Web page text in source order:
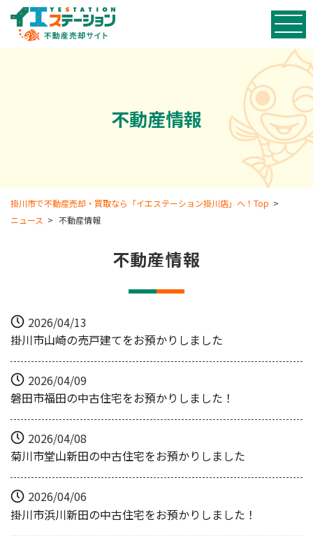
不動産情報
掛川市で不動産売却・買取なら「イエステーション掛川店」へ！Top >
ニュース > 不動産情報
不動産情報
2026/04/13
掛川市山崎の売戸建てをお預かりしました
2026/04/09
磐田市福田の中古住宅をお預かりしました！
2026/04/08
菊川市堂山新田の中古住宅をお預かりしました
2026/04/06
掛川市浜川新田の中古住宅をお預かりしました！